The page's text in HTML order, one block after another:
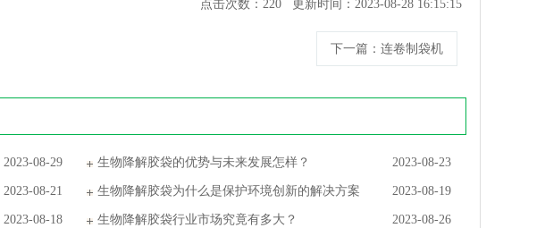
点击次数： 220 更新时间：2023-08-28 16:15:15
下一篇 ：连卷制袋机
2023-08-29 2023-08-23
生物降解胶袋的优势与未来发展怎样？
2023-08-21 2023-08-19
生物降解胶袋为什么是保护环境创新的解决方案
2023-08-18 2023-08-26
生物降解胶袋行业市场究竟有多大？